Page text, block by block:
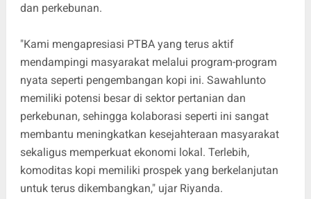
dan perkebunan.
"Kami mengapresiasi PTBA yang terus aktif
mendampingi masyarakat melalui program-program
nyata seperti pengembangan kopi ini. Sawahlunto
memiliki potensi besar di sektor pertanian dan
perkebunan, sehingga kolaborasi seperti ini sangat
membantu meningkatkan kesejahteraan masyarakat
sekaligus memperkuat ekonomi lokal. Terlebih,
komoditas kopi memiliki prospek yang berkelanjutan
untuk terus dikembangkan," ujar Riyanda.